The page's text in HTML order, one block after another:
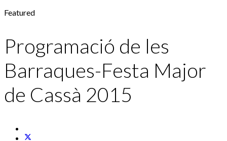
Featured
Programació de les
Barraques-Festa Major
de Cassà 2015